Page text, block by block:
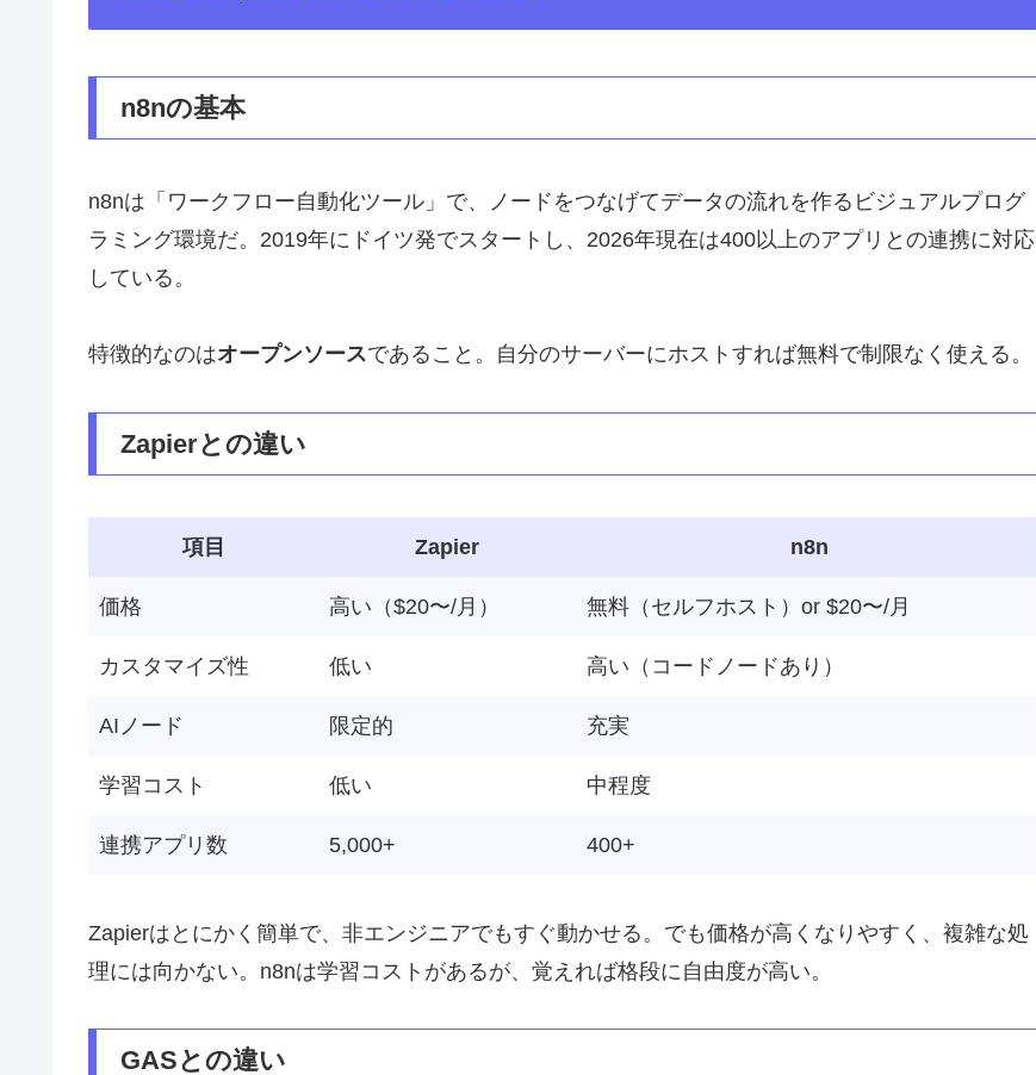
n8nの基本
n8nは「ワークフロー自動化ツール」で、ノードをつなげてデータの流れを作るビジュアルプログ
ラミング環境だ。2019年にドイツ発でスタートし、2026年現在は400以上のアプリとの連携に対応
している。
特徴的なのはオープンソースであること。自分のサーバーにホストすれば無料で制限なく使える。
Zapierとの違い
項目 Zapier n8n
価格 高い（$20〜/月） 無料（セルフホスト）or $20〜/月
カスタマイズ性 低い 高い（コードノードあり）
AIノード 限定的 充実
学習コスト 低い 中程度
連携アプリ数 5,000+ 400+
Zapierはとにかく簡単で、非エンジニアでもすぐ動かせる。でも価格が高くなりやすく、複雑な処
理には向かない。n8nは学習コストがあるが、覚えれば格段に自由度が高い。
GASとの違い